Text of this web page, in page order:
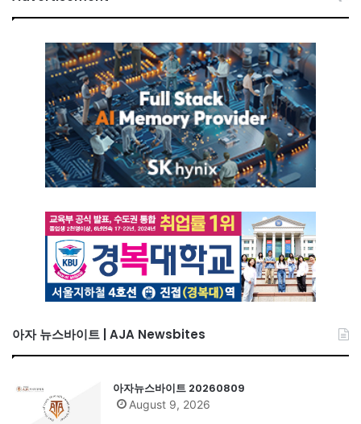
아자 뉴스바이트 | AJA Newsbites
아자뉴스바이트 20260809
August 9, 2026